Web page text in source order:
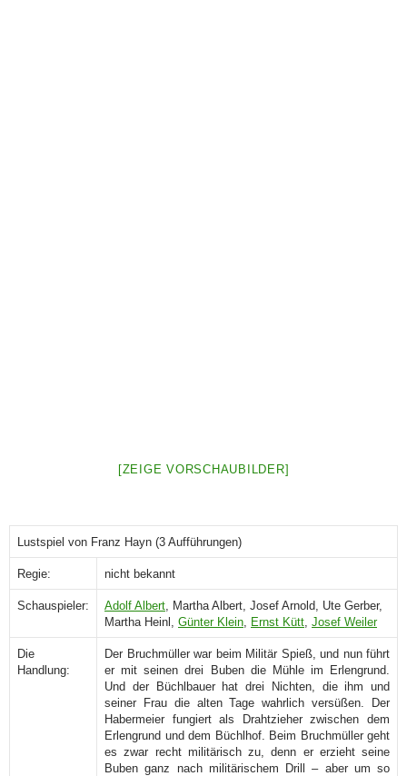
[ZEIGE VORSCHAUBILDER]
Lustspiel von Franz Hayn (3 Aufführungen)
Regie: nicht bekannt
Schauspieler: Adolf Albert , Martha Albert, Josef Arnold, Ute Gerber,
Martha Heinl, Günter Klein Ernst Kütt Josef Weiler
Die
Handlung:
Der Bruchmüller war beim Militär Spieß, und nun führt
er mit seinen drei Buben die Mühle im Erlengrund.
Und der Büchlbauer hat drei Nichten, die ihm und
seiner Frau die alten Tage wahrlich versüßen. Der
Habermeier fungiert als Drahtzieher zwischen dem
Erlengrund und dem Büchlhof. Beim Bruchmüller geht
es zwar recht militärisch zu, denn er erzieht seine
Buben ganz nach militärischem Drill – aber um so